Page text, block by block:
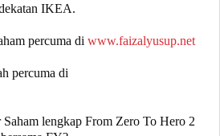
IKEA.
percuma di www.faizalyusup.net
lengkap From Zero To Hero 2